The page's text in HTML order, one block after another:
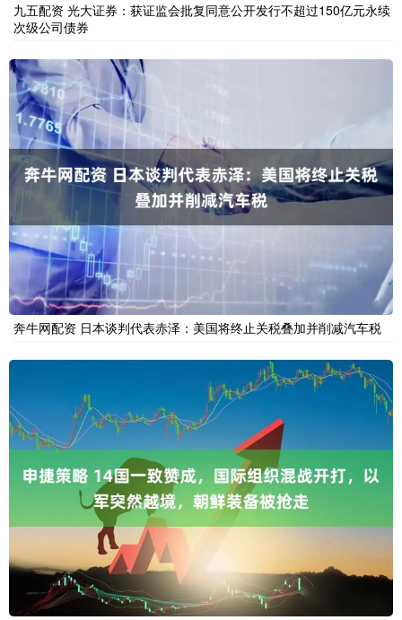
九五配资 光大证券：获证监会批复同意公开发行不超过150亿元永续
次级公司债券
奔牛网配资 日本谈判代表赤泽：美国将终止关税叠加并削减汽车税